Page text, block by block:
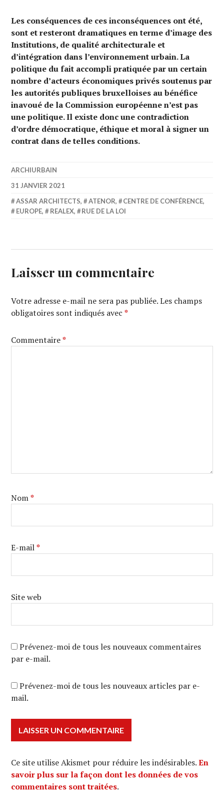
Les conséquences de ces inconséquences ont été,
sont et resteront dramatiques en terme d’image des
Institutions, de qualité architecturale et
d’intégration dans l’environnement urbain. La
politique du fait accompli pratiquée par un certain
nombre d’acteurs économiques privés soutenus par
les autorités publiques bruxelloises au bénéfice
inavoué de la Commission européenne n’est pas
une politique. Il existe donc une contradiction
d’ordre démocratique, éthique et moral à signer un
contrat dans de telles conditions.
ARCHIURBAIN
31 JANVIER 2021
ASSAR ARCHITECTS, ATENOR, CENTRE DE CONFÉRENCE,
EUROPE, REALEX, RUE DE LA LOI
Laisser un commentaire
Votre adresse e-mail ne sera pas publiée. Les champs
obligatoires sont indiqués avec*
Commentaire*
Nom*
E-mail*
Site web
Prévenez-moi de tous les nouveaux commentaires
par e-mail.
Prévenez-moi de tous les nouveaux articles par e-
mail.
Ce site utilise Akismet pour réduire les indésirables.En
savoir plus sur la façon dont les données de vos
commentaires sont traitées.